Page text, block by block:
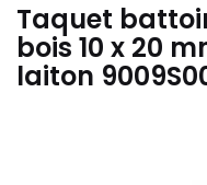
Taquet
bois 10 x 20
laiton